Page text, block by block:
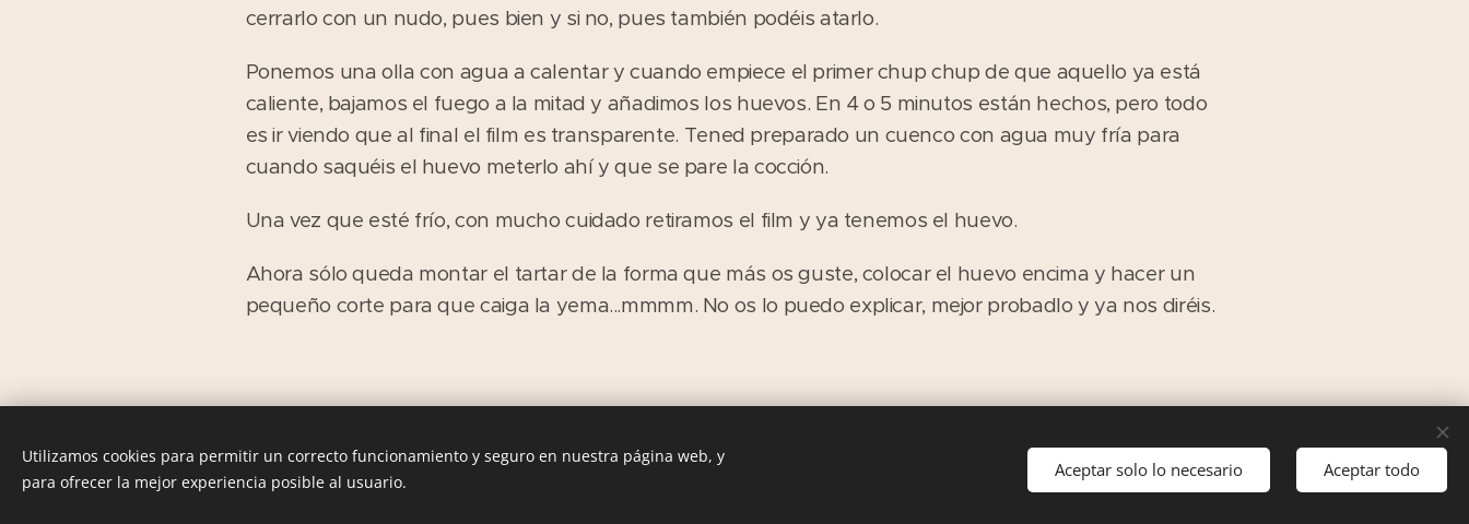
cerrarlo con un nudo, pues bien y si no, pues también podéis atarlo.
Ponemos una olla con agua a calentar y cuando empiece el primer chup chup de que aquello ya está
caliente, bajamos el fuego a la mitad y añadimos los huevos. En 4 o 5 minutos están hechos, pero todo
es ir viendo que al final el film es transparente. Tened preparado un cuenco con agua muy fría para
cuando saquéis el huevo meterlo ahí y que se pare la cocción.
Una vez que esté frío, con mucho cuidado retiramos el film y ya tenemos el huevo.
Ahora sólo queda montar el tartar de la forma que más os guste, colocar el huevo encima y hacer un
pequeño corte para que caiga la yema...mmmm. No os lo puedo explicar, mejor probadlo y ya nos diréis.
Las Comiditas de Mami. Recetas con Historia © 2016
Utilizamos cookies para permitir un correcto funcionamiento y seguro en nuestra página web, y
para ofrecer la mejor experiencia posible al usuario.
Aceptar solo lo necesario Aceptar todo